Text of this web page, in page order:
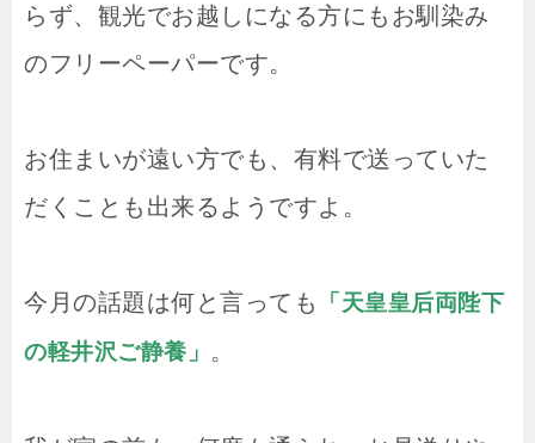
らず、観光でお越しになる方にもお馴染み
のフリーペーパーです。
お住まいが遠い方でも、有料で送っていた
だくことも出来るようですよ。
今月の話題は何と言っても
「天皇皇后両陛下
の軽井沢ご静養」 。